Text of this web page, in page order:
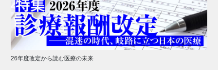
26年度改定から読む医療の未来